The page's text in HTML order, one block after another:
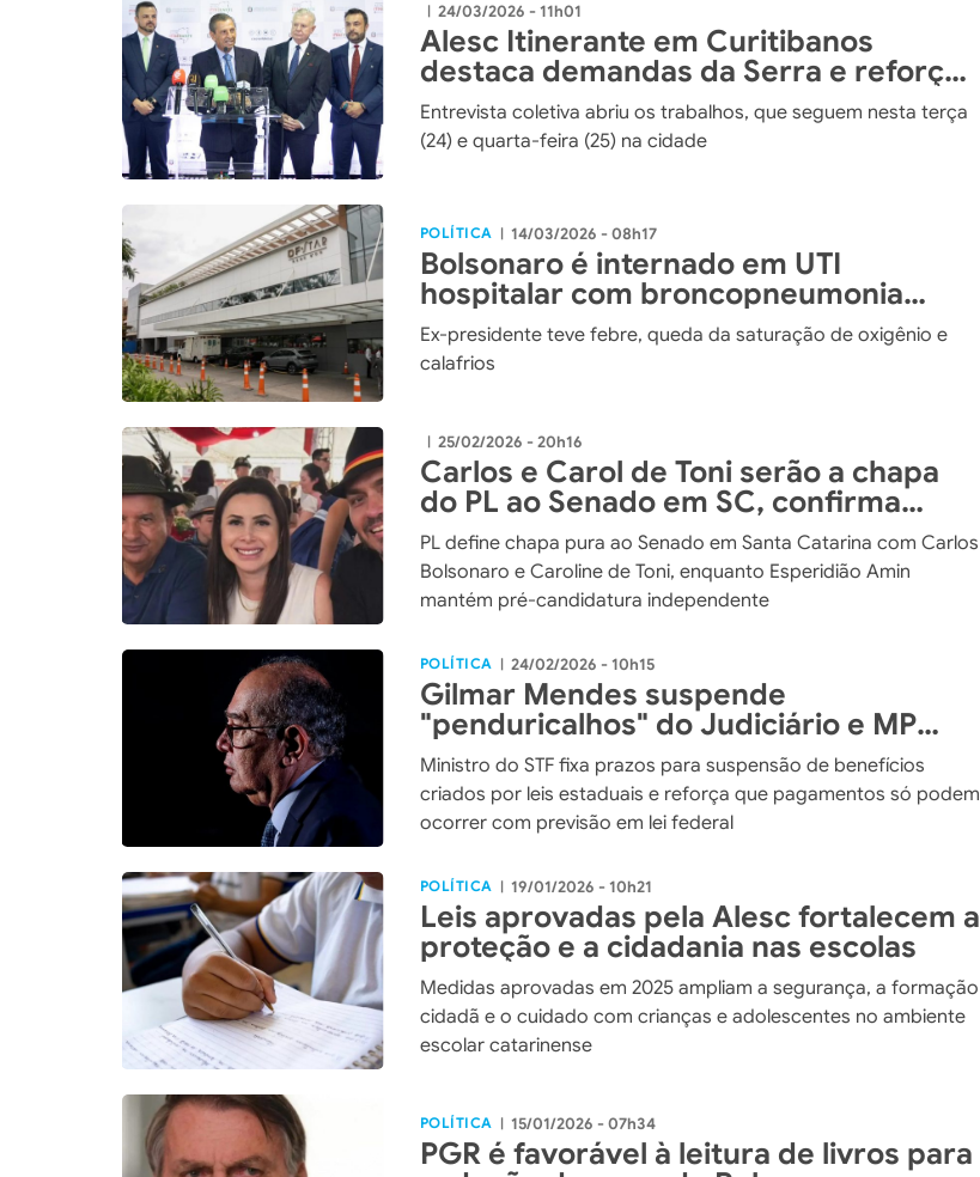
| 24/03/2026 - 11h01
Alesc Itinerante em Curitibanos
destaca demandas da Serra e reforça
aproximação com a população
Entrevista coletiva abriu os trabalhos, que seguem nesta terça
(24) e quarta-feira (25) na cidade
POLÍTICA | 14/03/2026 - 08h17
Bolsonaro é internado em UTI
hospitalar com broncopneumonia
bilateral
Ex-presidente teve febre, queda da saturação de oxigênio e
calafrios
| 25/02/2026 - 20h16
Carlos e Carol de Toni serão a chapa
do PL ao Senado em SC, confirma
Flávio Bolsonaro
PL define chapa pura ao Senado em Santa Catarina com Carlos
Bolsonaro e Caroline de Toni, enquanto Esperidião Amin
mantém pré-candidatura independente
POLÍTICA | 24/02/2026 - 10h15
Gilmar Mendes suspende
"penduricalhos" do Judiciário e MP
previstos em leis estaduais
Ministro do STF fixa prazos para suspensão de benefícios
criados por leis estaduais e reforça que pagamentos só podem
ocorrer com previsão em lei federal
POLÍTICA | 19/01/2026 - 10h21
Leis aprovadas pela Alesc fortalecem a
proteção e a cidadania nas escolas
Medidas aprovadas em 2025 ampliam a segurança, a formação
cidadã e o cuidado com crianças e adolescentes no ambiente
escolar catarinense
POLÍTICA | 15/01/2026 - 07h34
PGR é favorável à leitura de livros para